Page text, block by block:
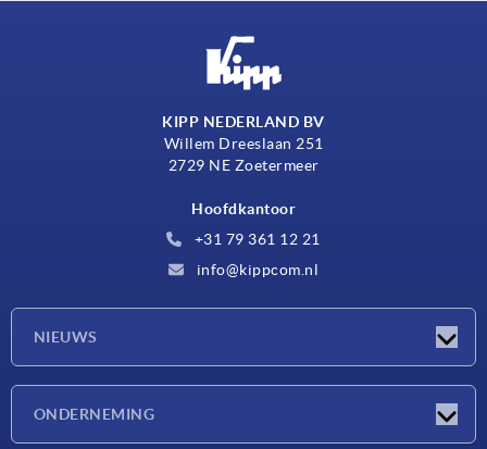
KIPP NEDERLAND BV
Willem Dreeslaan 251
2729 NE Zoetermeer
Hoofdkantoor
+31 79 361 12 21
info@kippcom.nl
NIEUWS
ONDERNEMING